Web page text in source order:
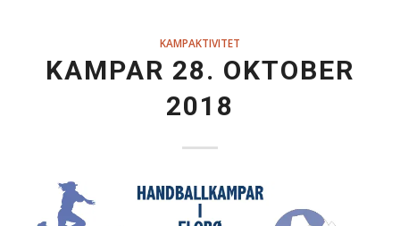
KAMPAKTIVITET
KAMPAR 28. OKTOBER
2018